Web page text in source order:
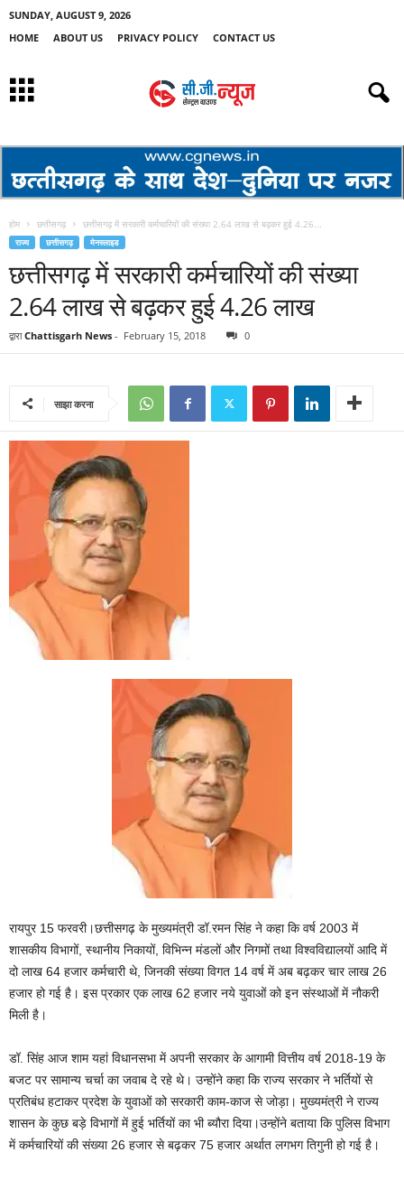
SUNDAY, AUGUST 9, 2026
HOME
ABOUT US PRIVACY POLICY CONTACT US
होम छत्तीसगढ़ छत्तीसगढ़ में सरकारी कर्मचारियों की संख्या 2.64 लाख से बढ़कर हुई 4.26...
राज्य छत्तीसगढ़ मेनस्लाइड
छत्तीसगढ़ में सरकारी कर्मचारियों की संख्या
2.64 लाख से बढ़कर हुई 4.26 लाख
द्वारा Chattisgarh News - February 15, 2018 0
साझा करना
रायपुर 15 फरवरी।छत्तीसगढ़ के मुख्यमंत्री डॉ.रमन सिंह ने कहा कि वर्ष 2003 में
शासकीय विभागों, स्थानीय निकायों, विभिन्न मंडलों और निगमों तथा विश्वविद्यालयों आदि में
दो लाख 64 हजार कर्मचारी थे, जिनकी संख्या विगत 14 वर्ष में अब बढ़कर चार लाख 26
हजार हो गई है। इस प्रकार एक लाख 62 हजार नये युवाओं को इन संस्थाओं में नौकरी
मिली है।
डॉ. सिंह आज शाम यहां विधानसभा में अपनी सरकार के आगामी वित्तीय वर्ष 2018-19 के
बजट पर सामान्य चर्चा का जवाब दे रहे थे। उन्होंने कहा कि राज्य सरकार ने भर्तियों से
प्रतिबंध हटाकर प्रदेश के युवाओं को सरकारी काम-काज से जोड़ा। मुख्यमंत्री ने राज्य
शासन के कुछ बड़े विभागों में हुई भर्तियों का भी ब्यौरा दिया।उन्होंने बताया कि पुलिस विभाग
में कर्मचारियों की संख्या 26 हजार से बढ़कर 75 हजार अर्थात लगभग तिगुनी हो गई है।